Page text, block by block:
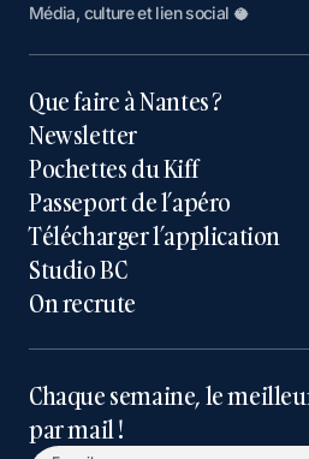
Média, culture et lien social 🥥
Que faire à Nantes ?
Newsletter
Pochettes du Kiff
Passeport de l’apéro
Télécharger l’application
Studio BC
On recrute
Chaque semaine, le
par mail !